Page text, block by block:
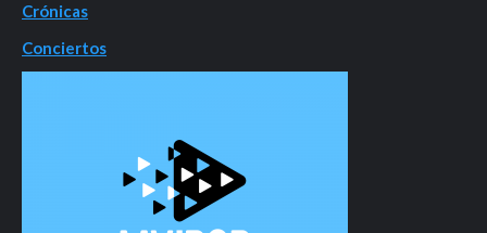
Crónicas
Conciertos